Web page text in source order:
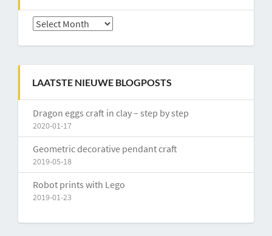
Archives
LAATSTE NIEUWE BLOGPOSTS
Dragon eggs craft in clay – step by step
2020-01-17
Geometric decorative pendant craft
2019-05-18
Robot prints with Lego
2019-01-23